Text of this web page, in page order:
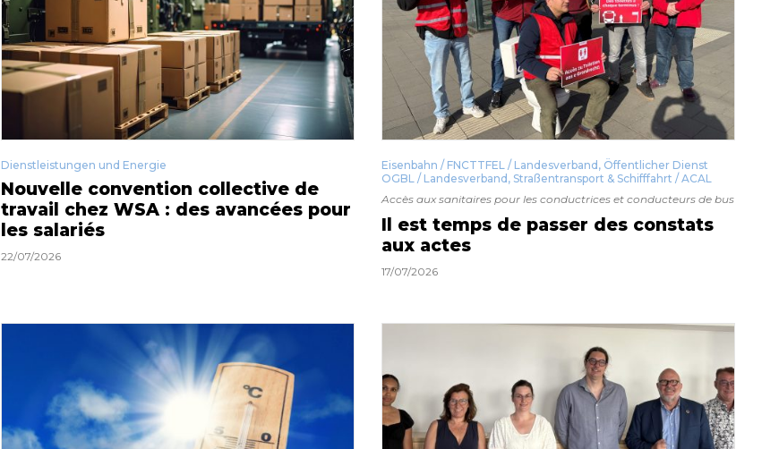
Dienstleistungen und Energie
Nouvelle convention collective de
travail chez WSA : des avancées pour
les salariés
22/07/2026
Eisenbahn / FNCTTFEL / Landesverband, Öffentlicher Dienst
OGBL / Landesverband, Straßentransport & Schifffahrt / ACAL
Accès aux sanitaires pour les conductrices et conducteurs de bus
Il est temps de passer des constats
aux actes
17/07/2026